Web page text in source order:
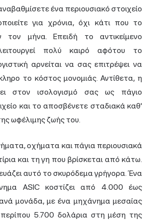
ένα περιουσιακό στοιχείο
για χρόνια, όχι κάτι που το
τον μήνα. Επειδή το αντικείμενο
πολύ καιρό αφότου το
αρνείται να σας επιτρέψει να
το κόστος μονομιάς. Αντίθετα, η
στον ισολογισμό σας ως πάγιο
και το αποσβένετε σταδιακά καθ'
ωφέλιμης ζωής του.
οχήματα και πάγια περιουσιακά
και τη γη που βρίσκεται από κάτω.
αυτό το σκυρόδεμα γρήγορα. Ένα
ASIC κοστίζει από 4.000 έως
μονάδα, με ένα μηχάνημα μεσαίας
περίπου 5.700 δολάρια στη μέση της